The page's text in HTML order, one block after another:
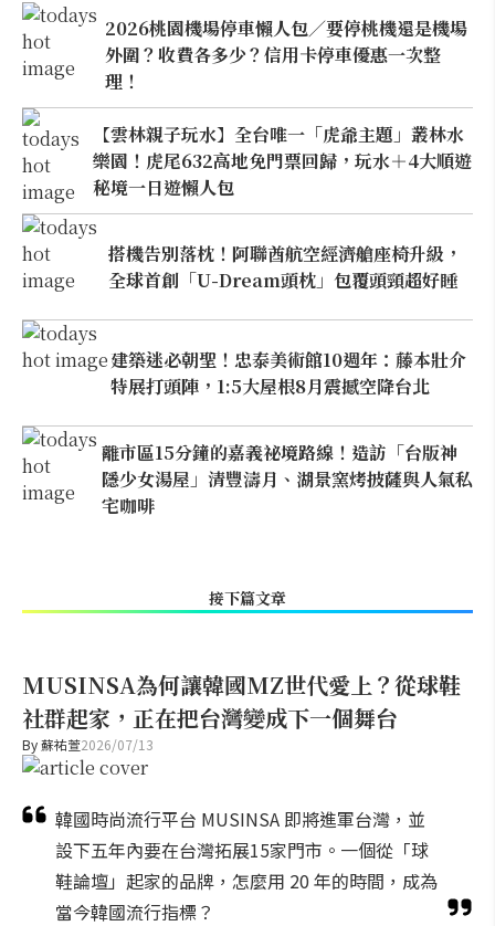
2026桃園機場停車懶人包／要停桃機還是機場
外圍？收費各多少？信用卡停車優惠一次整
理！
【雲林親子玩水】全台唯一「虎爺主題」叢林水
樂園！虎尾632高地免門票回歸，玩水＋4大順遊
秘境一日遊懶人包
搭機告別落枕！阿聯酋航空經濟艙座椅升級，
全球首創「U-Dream頭枕」包覆頭頸超好睡
建築迷必朝聖！忠泰美術館10週年：藤本壯介
特展打頭陣，1:5大屋根8月震撼空降台北
離市區15分鐘的嘉義祕境路線！造訪「台版神
隱少女湯屋」清豐濤月、湖景窯烤披薩與人氣私
宅咖啡
接下篇文章
MUSINSA為何讓韓國MZ世代愛上？從球鞋
社群起家，正在把台灣變成下一個舞台
By蘇祐萱2026/07/13
韓國時尚流行平台 MUSINSA 即將進軍台灣，並
設下五年內要在台灣拓展15家門市。一個從「球
鞋論壇」起家的品牌，怎麼用 20 年的時間，成為
當今韓國流行指標？